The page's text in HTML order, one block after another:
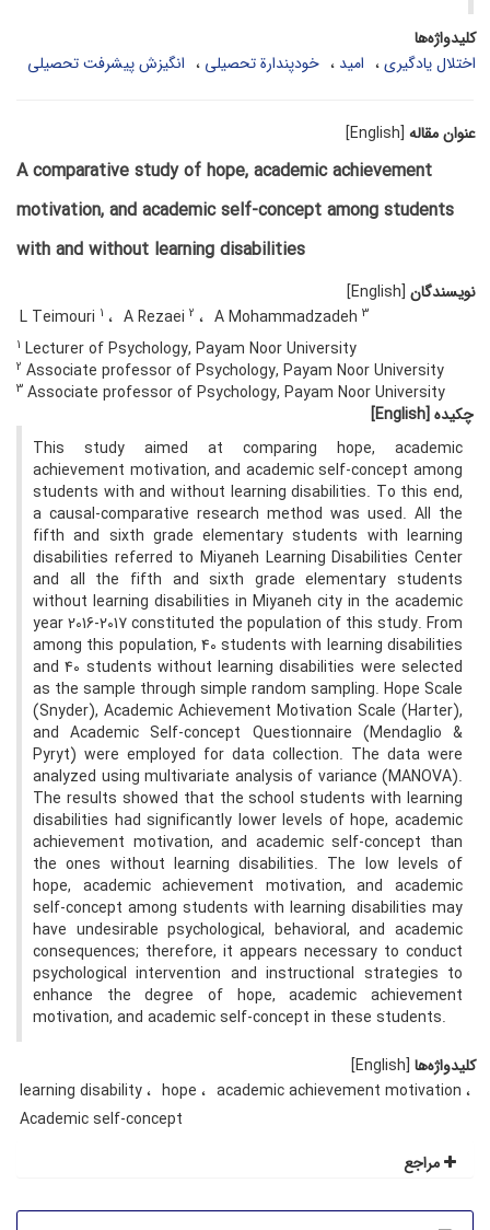
کلیدواژه‌ها
اختلال یادگیری
امید خودپندارة تحصیلی انگیزش پیشرفت تحصیلی
عنوان مقاله [English]
A comparative study of hope, academic achievement
motivation, and academic self-concept among students
with and without learning disabilities
نویسندگان [English]
L Teimouri 1 A Rezaei 2 A Mohammadzadeh 3
1 Lecturer of Psychology, Payam Noor University
2 Associate professor of Psychology, Payam Noor University
3 Associate professor of Psychology, Payam Noor University
چکیده [English]
This study aimed at comparing hope, academic
achievement motivation, and academic self-concept among
students with and without learning disabilities. To this end,
a causal-comparative research method was used. All the
fifth and sixth grade elementary students with learning
disabilities referred to Miyaneh Learning Disabilities Center
and all the fifth and sixth grade elementary students
without learning disabilities in Miyaneh city in the academic
year 2016-2017 constituted the population of this study. From
among this population, 40 students with learning disabilities
and 40 students without learning disabilities were selected
as the sample through simple random sampling. Hope Scale
(Snyder), Academic Achievement Motivation Scale (Harter),
and Academic Self-concept Questionnaire (Mendaglio &
Pyryt) were employed for data collection. The data were
analyzed using multivariate analysis of variance (MANOVA).
The results showed that the school students with learning
disabilities had significantly lower levels of hope, academic
achievement motivation, and academic self-concept than
the ones without learning disabilities. The low levels of
hope, academic achievement motivation, and academic
self-concept among students with learning disabilities may
have undesirable psychological, behavioral, and academic
consequences; therefore, it appears necessary to conduct
psychological intervention and instructional strategies to
enhance the degree of hope, academic achievement
motivation, and academic self-concept in these students.
کلیدواژه‌ها [English]
learning disability
hope
academic achievement motivation
Academic self-concept
مراجع